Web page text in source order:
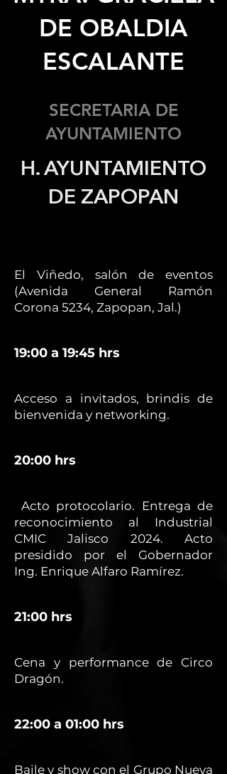
DE OBALDIA
ESCALANTE
SECRETARIA DE
AYUNTAMIENTO
H. AYUNTAMIENTO
DE ZAPOPAN
El Viñedo, salón de eventos
(Avenida General Ramón
Corona 5234, Zapopan, Jal.)
19:00 a 19:45 hrs
Acceso a invitados, brindis de
bienvenida y networking.
20:00 hrs
Acto protocolario. Entrega de
reconocimiento al Industrial
CMIC Jalisco 2024. Acto
presidido por el Gobernador
Ing. Enrique Alfaro Ramírez.
21:00 hrs
Cena y performance de Circo
Dragón.
22:00 a 01:00 hrs
Baile y show con el Grupo Nueva